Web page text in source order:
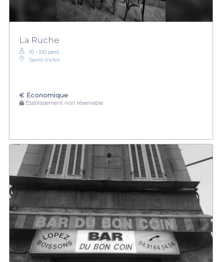
La Ruche
10 - 100 pers.
Saint-Victor
€ Économique
Établissement non réservable